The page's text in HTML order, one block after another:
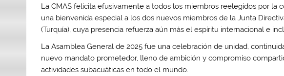
La CMAS felicita efusivamente a todos los miembros reelegidos por la
una bienvenida especial a los dos nuevos miembros de la Junta
(Turquía), cuya presencia refuerza aún más el espíritu internacional e
La Asamblea General de 2025 fue una celebración de unidad,
nuevo mandato prometedor, lleno de ambición y compromiso
actividades subacuáticas en todo el mundo.